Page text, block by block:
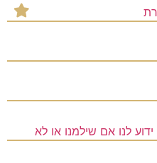
לנו אם שילמנו או לא